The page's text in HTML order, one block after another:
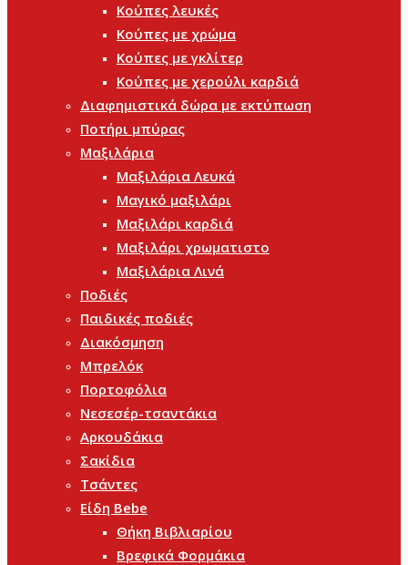
Κούπες λευκές
Κούπες με χρώμα
Κούπες με γκλίτερ
Κούπες με χερούλι καρδιά
Διαφημιστικά δώρα με εκτύπωση
Ποτήρι μπύρας
Μαξιλάρια
Μαξιλάρια Λευκά
Μαγικό μαξιλάρι
Μαξιλάρι καρδιά
Μαξιλάρι χρωματιστο
Μαξιλάρια Λινά
Ποδιές
Παιδικές ποδιές
Διακόσμηση
Μπρελόκ
Πορτοφόλια
Νεσεσέρ-τσαντάκια
Αρκουδάκια
Σακίδια
Τσάντες
Είδη Bebe
Θήκη Βιβλιαρίου
Βρεφικά Φορμάκια